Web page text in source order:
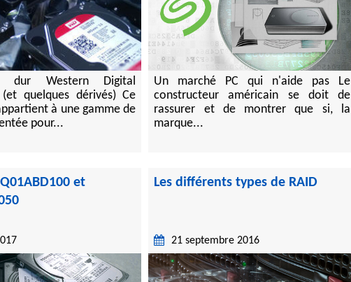
dur Western Digital
(et quelques dérivés) Ce
à une gamme de
pour...
Un marché PC qui n'aide pas Le
constructeur américain se doit de
rassurer et de montrer que si, la
marque...
et
Les différents types de RAID
21 septembre 2016